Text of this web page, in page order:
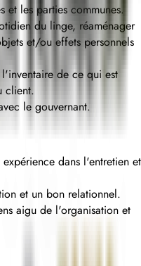
et les parties communes.
du linge, réaménager
et/ou effets personnels
de ce qui est
client.
le gouvernant.
dans l'entretien et
et un bon relationnel.
aigu de l'organisation et